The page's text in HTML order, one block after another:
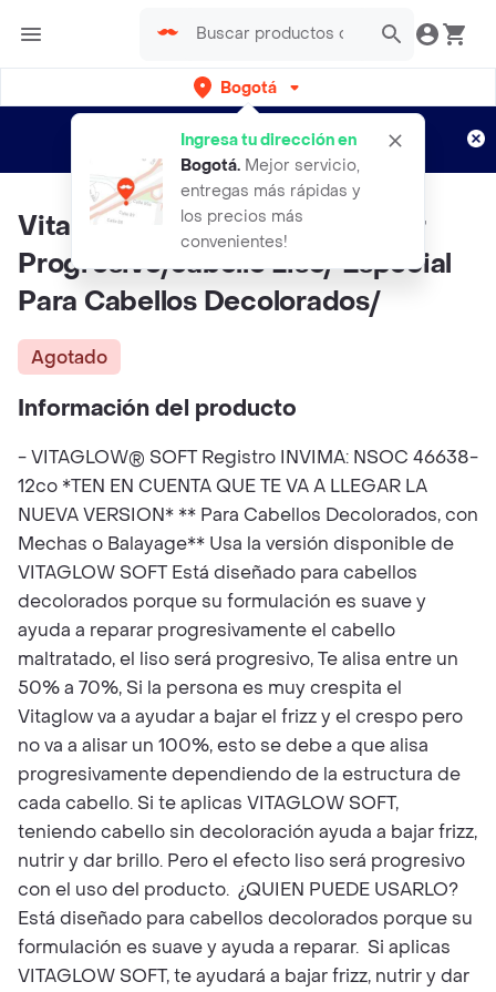
Bogotá
Ingresa tu dirección en
Bogotá. Mejor servicio,
entregas más rápidas y
los precios más
convenientes!
envíos gratis por semanas
Aplican TyC
Vitaglow Soft Keratina Alisador
Progresivo/cabello Liso/ Especial
Para Cabellos Decolorados/
Agotado
Información del producto
- VITAGLOW® SOFT Registro INVIMA: NSOC 46638-
12co *TEN EN CUENTA QUE TE VA A LLEGAR LA
NUEVA VERSION* ** Para Cabellos Decolorados, con
Mechas o Balayage** Usa la versión disponible de
VITAGLOW SOFT Está diseñado para cabellos
decolorados porque su formulación es suave y
ayuda a reparar progresivamente el cabello
maltratado, el liso será progresivo, Te alisa entre un
50% a 70%, Si la persona es muy crespita el
Vitaglow va a ayudar a bajar el frizz y el crespo pero
no va a alisar un 100%, esto se debe a que alisa
progresivamente dependiendo de la estructura de
cada cabello. Si te aplicas VITAGLOW SOFT,
teniendo cabello sin decoloración ayuda a bajar frizz,
nutrir y dar brillo. Pero el efecto liso será progresivo
con el uso del producto. ¿QUIEN PUEDE USARLO?
Está diseñado para cabellos decolorados porque su
formulación es suave y ayuda a reparar. Si aplicas
VITAGLOW SOFT, te ayudará a bajar frizz, nutrir y dar